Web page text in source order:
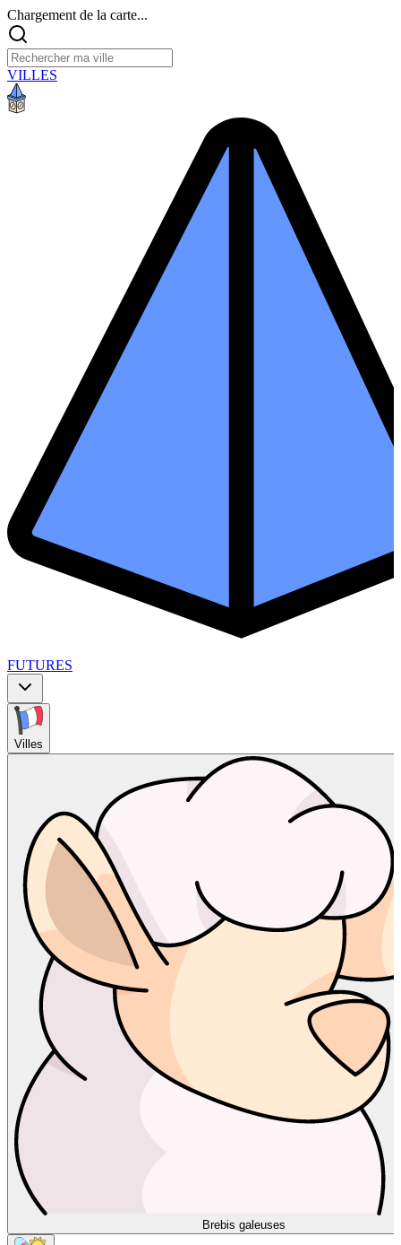
Chargement de la carte...
VILLES
FUTURES
Villes
Brebis galeuses